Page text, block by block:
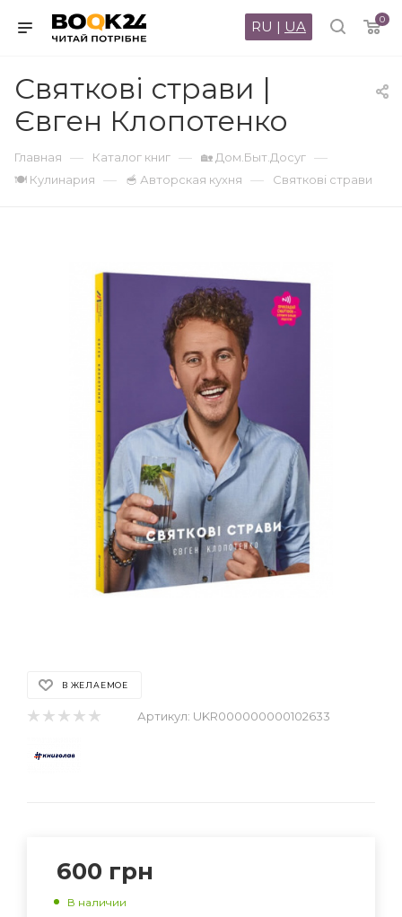
0
RU | UA
Святкові страви |
Євген Клопотенко
Главная — Каталог книг — 🏡 Дом.Быт.Досуг —
🍽 Кулинария — 🥣 Авторская кухня — Святкові страви
В ЖЕЛАЕМОЕ
Артикул: UKR000000000102633
600 грн
В наличии